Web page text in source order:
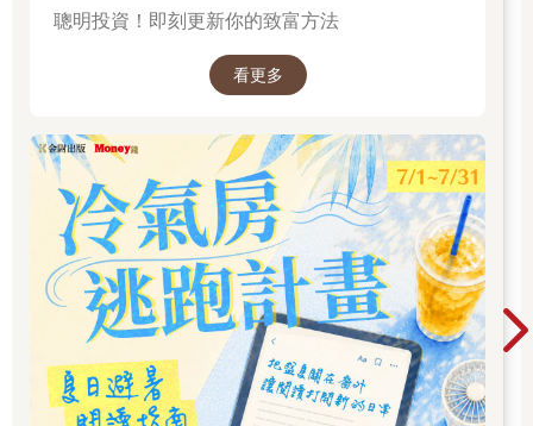
聰明投資！即刻更新你的致富方法
看更多